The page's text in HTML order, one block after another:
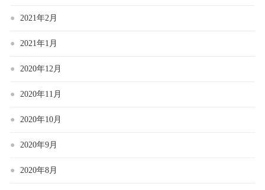
2021年2月
2021年1月
2020年12月
2020年11月
2020年10月
2020年9月
2020年8月